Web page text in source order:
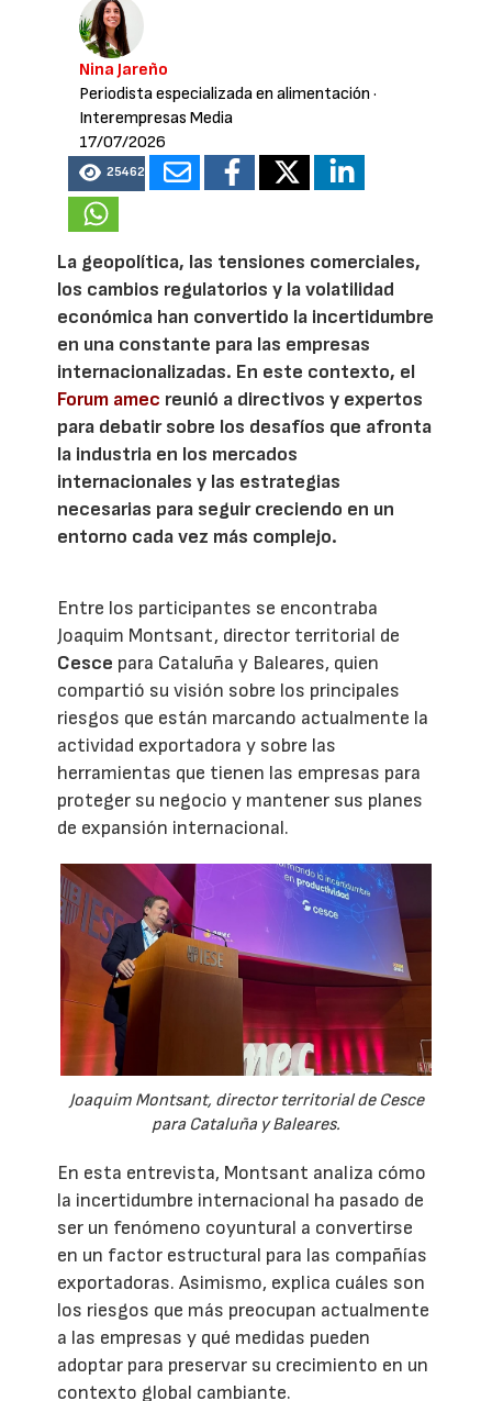
Nina Jareño
Periodista especializada en alimentación ·
Interempresas Media
17/07/2026
25462
La geopolítica, las tensiones comerciales,
los cambios regulatorios y la volatilidad
económica han convertido la incertidumbre
en una constante para las empresas
internacionalizadas. En este contexto, el
Forum amec reunió a directivos y expertos
para debatir sobre los desafíos que afronta
la industria en los mercados
internacionales y las estrategias
necesarias para seguir creciendo en un
entorno cada vez más complejo.
Entre los participantes se encontraba
Joaquim Montsant, director territorial de
Cesce para Cataluña y Baleares, quien
compartió su visión sobre los principales
riesgos que están marcando actualmente la
actividad exportadora y sobre las
herramientas que tienen las empresas para
proteger su negocio y mantener sus planes
de expansión internacional.
Joaquim Montsant, director territorial de Cesce
para Cataluña y Baleares.
En esta entrevista, Montsant analiza cómo
la incertidumbre internacional ha pasado de
ser un fenómeno coyuntural a convertirse
en un factor estructural para las compañías
exportadoras. Asimismo, explica cuáles son
los riesgos que más preocupan actualmente
a las empresas y qué medidas pueden
adoptar para preservar su crecimiento en un
contexto global cambiante.